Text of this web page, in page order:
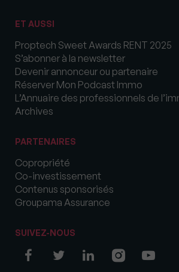
ET AUSSI
Proptech Sweet Awards RENT 2025
S’abonner à la newsletter
Devenir annonceur ou partenaire
Réserver Mon Podcast Immo
L’Annuaire des professionnels de
Archives
PARTENAIRES
Copropriété
Co-investissement
Contenus sponsorisés
Groupama Assurance
SUIVEZ-NOUS